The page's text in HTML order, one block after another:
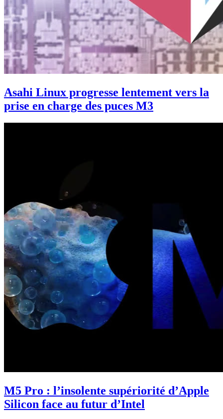
Asahi Linux progresse lentement vers la
prise en charge des puces M3
M5 Pro : l’insolente supériorité d’Apple
Silicon face au futur d’Intel